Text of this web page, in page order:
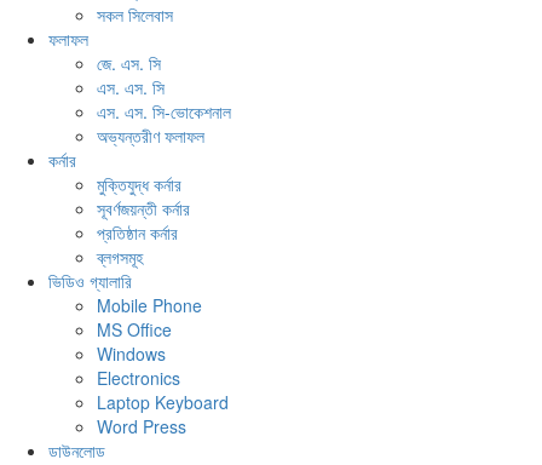
সকল সিলেবাস
ফলাফল
জে. এস. সি
এস. এস. সি
এস. এস. সি-ভোকেশনাল
অভ্যন্তরীণ ফলাফল
কর্নার
মুক্তিযুদ্ধ কর্নার
সূবর্ণজয়ন্তী কর্নার
প্রতিষ্ঠান কর্নার
ব্লগসমূহ
ভিডিও গ্যালারি
Mobile Phone
MS Office
Windows
Electronics
Laptop Keyboard
Word Press
ডাউনলোড